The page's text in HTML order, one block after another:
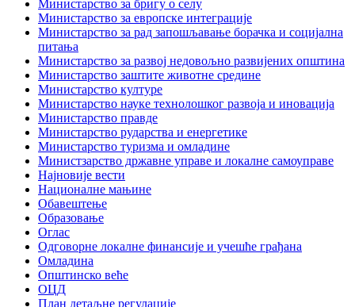
Министарство за бригу о селу
Министарство за европске интеграције
Министарство за рад запошљавање борачка и социјална
питања
Министарство за развој недовољно развијених општина
Министарство заштите животне средине
Министарство културе
Министарство науке технолошког развоја и иновација
Министарство правде
Министарство рударства и енергетике
Министарство туризма и омладине
Министзарство државне управе и локалне самоуправе
Најновије вести
Националне мањине
Обавештење
Образовање
Оглас
Одговорне локалне финансије и учешће грађана
Омладина
Општинско веће
ОЦД
План детаљне регулације